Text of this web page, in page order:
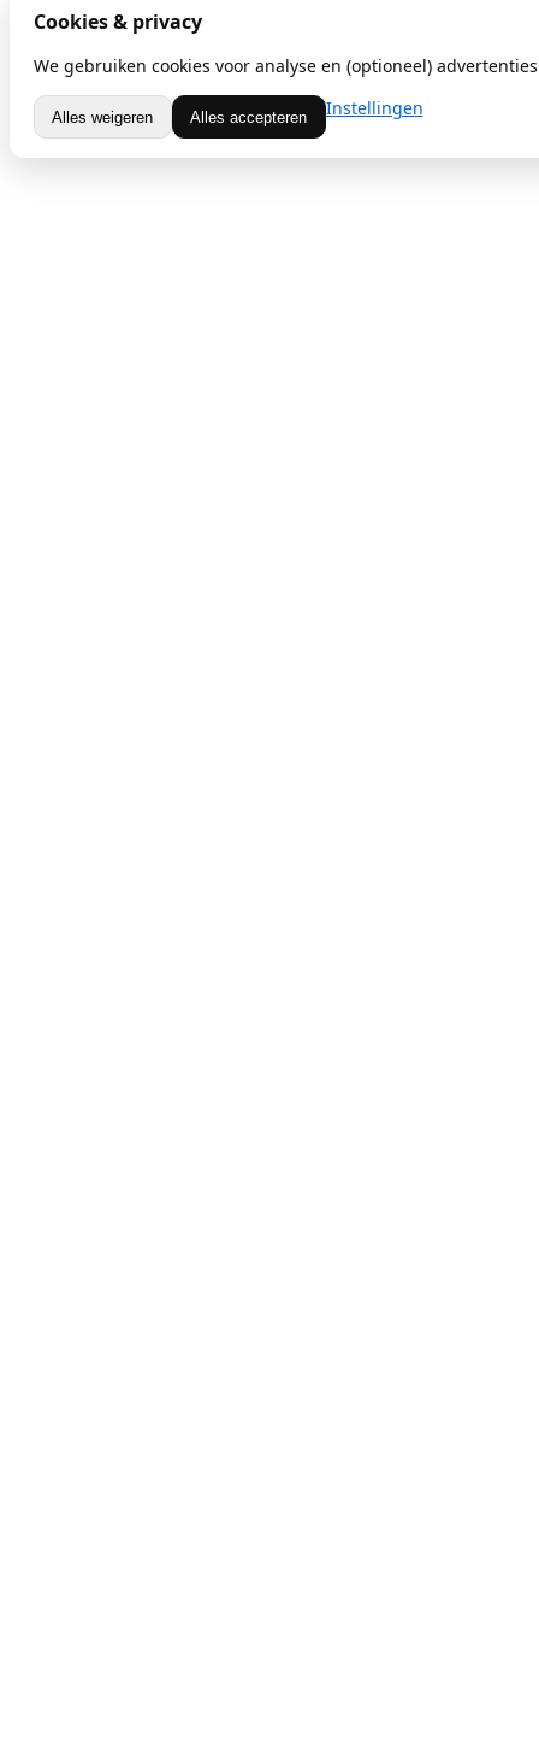
Cookies & privacy
We gebruiken cookies voor analyse en (optioneel)
Alles weigeren Alles accepteren Instellingen